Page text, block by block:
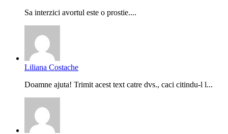
Sa interzici avortul este o prostie....
Liliana Costache
Doamne ajuta! Trimit acest text catre dvs., caci citindu-l l...